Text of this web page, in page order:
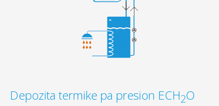
Depozita termike pa presion ECH2O